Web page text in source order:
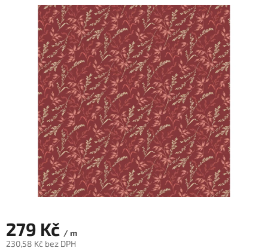
produktu
hvězdiček.
279 Kč / m
230,58 Kč bez DPH